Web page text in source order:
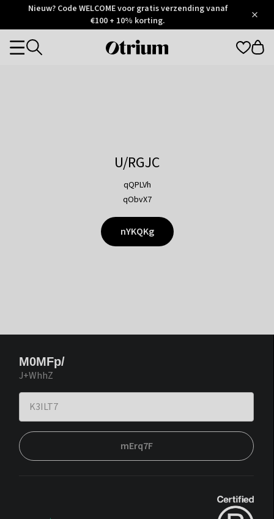
Otrium
Trustpilot
Nieuw? Code WELCOME voor gratis verzending vanaf
€100 + 10% korting.
Otrium
Categories
U/RGJC
qQPLVh
qObvX7
nYKQKg
M0MFp/
J+WhhZ
mErq7F